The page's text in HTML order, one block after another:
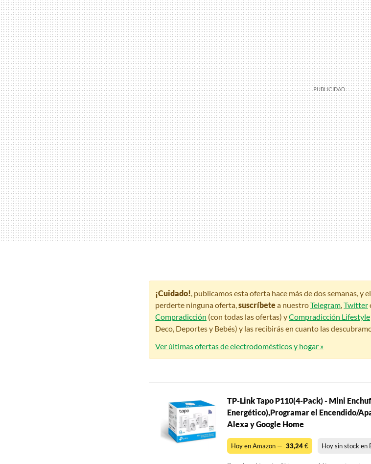
¡Cuidado! , publicamos esta oferta hace más de dos semanas, y
perderte ninguna oferta, suscríbetea nuestroTelegram Twitter
Compradicción (con todas las ofertas) yCompradicción Lifestyle
Deco, Deportes y Bebés) y las recibirás en cuanto las
Ver últimas ofertas de electrodomésticos y hogar »
TP-Link Tapo P110(4-Pack) - Mini
Energético),Programar el Encendido/
Alexa y Google Home
Hoy en Amazon — 33,24€ Hoy sin stock en